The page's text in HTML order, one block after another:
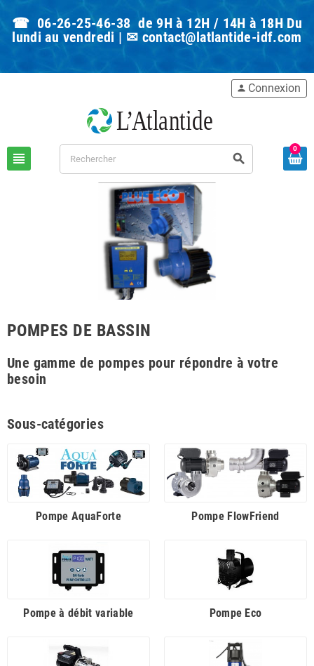
☎ 06-26-25-46-38 de 9H à 12H / 14H à 18H Du
lundi au vendredi | ✉ contact@latlantide-idf.com
view_headline search
person Connexion
0
POMPES DE BASSIN
Une gamme de pompes pour répondre à votre
besoin
Sous-catégories
Pompe AquaForte Pompe FlowFriend
Pompe à débit variable Pompe Eco